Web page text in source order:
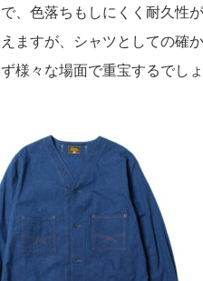
で、色落ちもしにくく耐久性
えますが、シャツとしての確
ず様々な場面で重宝するでしょ